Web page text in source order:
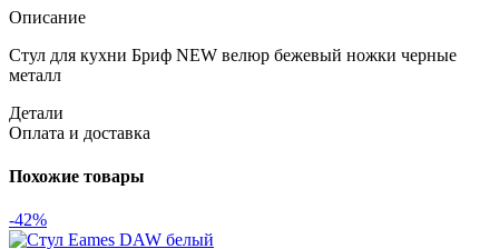
Описание
Стул для кухни Бриф NEW велюр бежевый ножки черные
металл
Детали
Оплата и доставка
Похожие товары
-42%